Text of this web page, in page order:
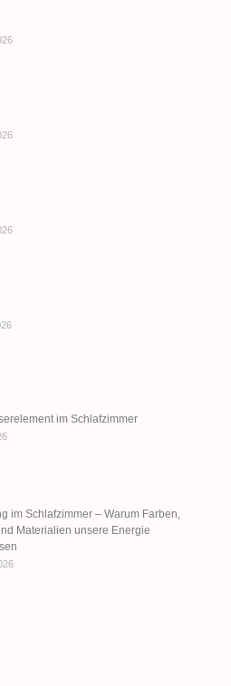
im Schlafzimmer
im Schlafzimmer – Warum Farben,
Materialien unsere Energie